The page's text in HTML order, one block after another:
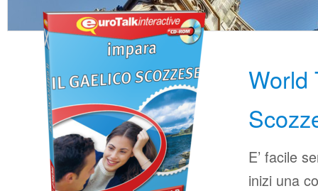
World
E’ facile
inizi una